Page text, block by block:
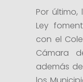
Por
Ley
con el
Cámara
además